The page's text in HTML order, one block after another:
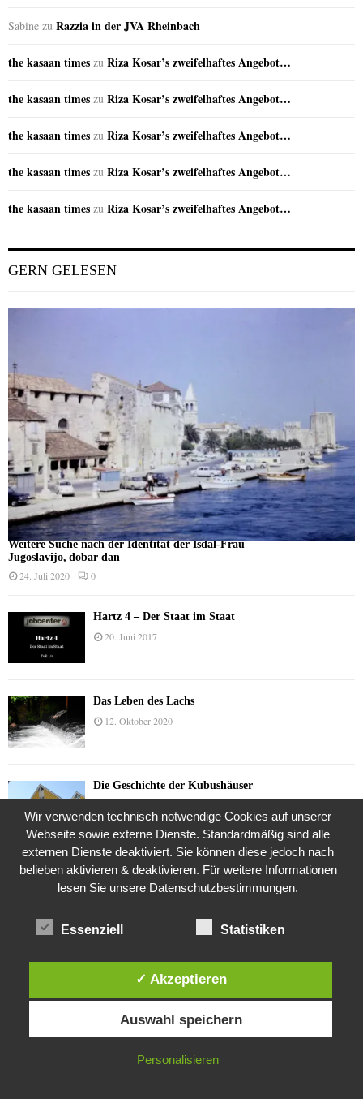
Sabine zu Razzia in der JVA Rheinbach
the kasaan times zu Riza Kosar’s zweifelhaftes Angebot…
the kasaan times zu Riza Kosar’s zweifelhaftes Angebot…
the kasaan times zu Riza Kosar’s zweifelhaftes Angebot…
the kasaan times zu Riza Kosar’s zweifelhaftes Angebot…
the kasaan times zu Riza Kosar’s zweifelhaftes Angebot…
GERN GELESEN
Weitere Suche nach der Identität der Isdal-Frau –
Jugoslavijo, dobar dan
24. Juli 2020 0
Hartz 4 – Der Staat im Staat
20. Juni 2017
Das Leben des Lachs
12. Oktober 2020
Die Geschichte der Kubushäuser
Was ist denn das? -Mars „SOL 735“ Rover Curiosity
24. November 2015
3. November 2019
Die Straße radikalisiert jeden Tag ein Stückchen
Diese Website verwendet Cookies. Durch die weitere Nutzung dieser
Website stimmst du der Verwendung von Cookies zu.
IN ORDNUNG
Wir verwenden technisch notwendige Cookies auf unserer
Webseite sowie externe Dienste. Standardmäßig sind alle
externen Dienste deaktiviert. Sie können diese jedoch nach
belieben aktivieren & deaktivieren. Für weitere Informationen
lesen Sie unsere Datenschutzbestimmungen.
Essenziell Statistiken
✓ Akzeptieren
Auswahl speichern
Personalisieren